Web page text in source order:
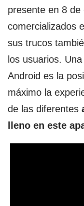
presente en 8 de
comercializados
sus trucos
los usuarios.
Android es la
máximo la
de las diferentes
lleno en este